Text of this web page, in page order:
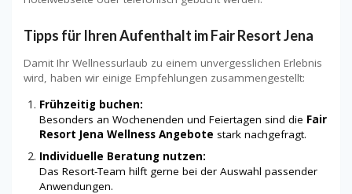
Tipps für Ihren Aufenthalt imFair Resort Jena
Damit Ihr Wellnessurlaub zu einem unvergesslichen Erlebnis
wird, haben wir einige Empfehlungen zusammengestellt:
Frühzeitig buchen:
Besonders an Wochenenden und Feiertagen sind die Fair
Resort Jena Wellness Angebote stark nachgefragt.
Individuelle Beratung nutzen:
Das Resort-Team hilft gerne bei der Auswahl passender
Anwendungen.